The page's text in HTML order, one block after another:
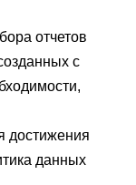
отчетов
с
достижения
данных